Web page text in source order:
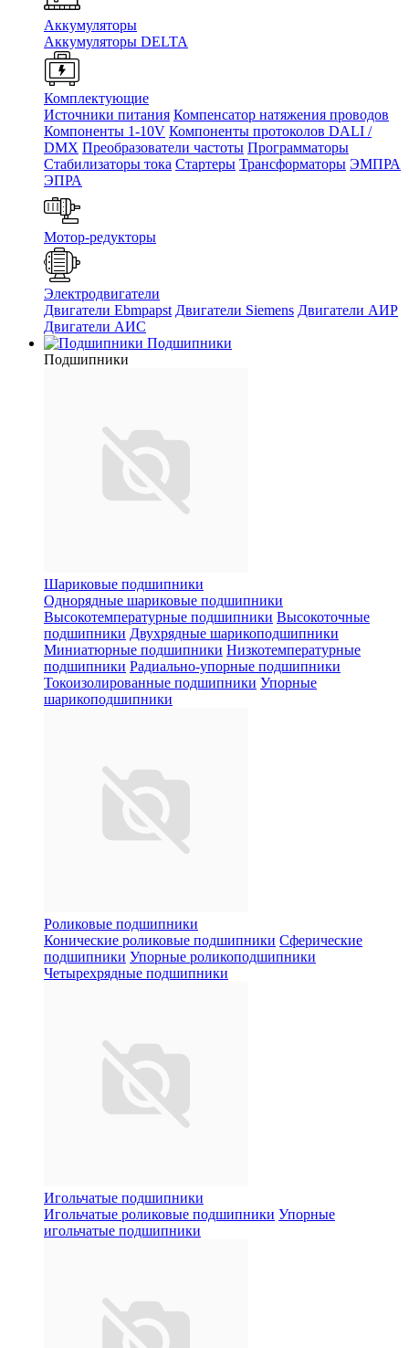
Аккумуляторы
Аккумуляторы DELTA
Комплектующие
Источники питания Компенсатор натяжения проводов
Компоненты 1-10V Компоненты протоколов DALI /
DMX Преобразователи частоты Программаторы
Стабилизаторы тока Стартеры Трансформаторы ЭМПРА
ЭПРА
Мотор-редукторы
Электродвигатели
Двигатели Ebmpapst Двигатели Siemens Двигатели АИР
Двигатели АИС
Подшипники
Подшипники
Шариковые подшипники
Однорядные шариковые подшипники
Высокотемпературные подшипники Высокоточные
подшипники Двухрядные шарикоподшипники
Миниатюрные подшипники Низкотемпературные
подшипники Радиально-упорные подшипники
Токоизолированные подшипники Упорные
шарикоподшипники
Роликовые подшипники
Конические роликовые подшипники Сферические
подшипники Упорные роликоподшипники
Четырехрядные подшипники
Игольчатые подшипники
Игольчатые роликовые подшипники Упорные
игольчатые подшипники